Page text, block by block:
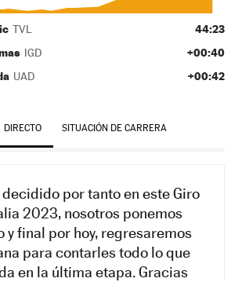
TVL 44:23
IGD +00:40
UAD +00:42
DIRECTO SITUACIÓN DE CARRERA
decidido por tanto en este Giro
2023, nosotros ponemos
y final por hoy, regresaremos
para contarles todo lo que
en la última etapa. Gracias